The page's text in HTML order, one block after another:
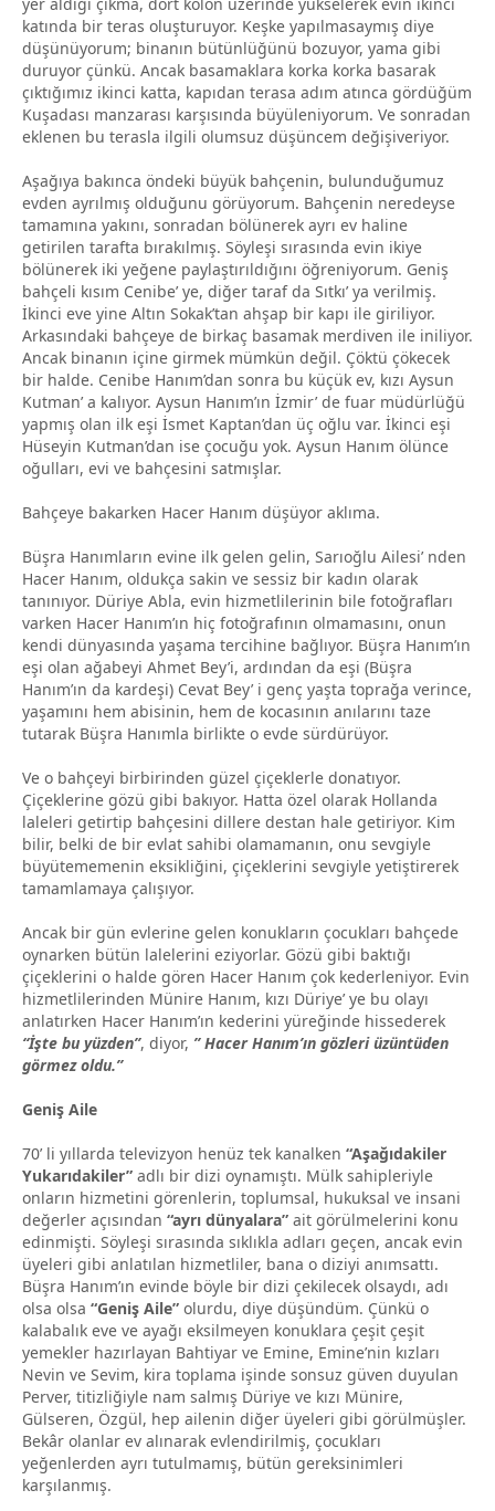
katında bir teras oluşturuyor. Keşke yapılmasaymış diye
düşünüyorum; binanın bütünlüğünü bozuyor, yama gibi
duruyor çünkü. Ancak basamaklara korka korka basarak
çıktığımız ikinci katta, kapıdan terasa adım atınca gördüğüm
Kuşadası manzarası karşısında büyüleniyorum. Ve sonradan
eklenen bu terasla ilgili olumsuz düşüncem değişiveriyor.
Aşağıya bakınca öndeki büyük bahçenin, bulunduğumuz
evden ayrılmış olduğunu görüyorum. Bahçenin neredeyse
tamamına yakını, sonradan bölünerek ayrı ev haline
getirilen tarafta bırakılmış. Söyleşi sırasında evin ikiye
bölünerek iki yeğene paylaştırıldığını öğreniyorum. Geniş
bahçeli kısım Cenibe’ ye, diğer taraf da Sıtkı’ ya verilmiş.
İkinci eve yine Altın Sokak’tan ahşap bir kapı ile giriliyor.
Arkasındaki bahçeye de birkaç basamak merdiven ile iniliyor.
Ancak binanın içine girmek mümkün değil. Çöktü çökecek
bir halde. Cenibe Hanım’dan sonra bu küçük ev, kızı Aysun
Kutman’ a kalıyor. Aysun Hanım’ın İzmir’ de fuar müdürlüğü
yapmış olan ilk eşi İsmet Kaptan’dan üç oğlu var. İkinci eşi
Hüseyin Kutman’dan ise çocuğu yok. Aysun Hanım ölünce
oğulları, evi ve bahçesini satmışlar.
Bahçeye bakarken Hacer Hanım düşüyor aklıma.
Büşra Hanımların evine ilk gelen gelin, Sarıoğlu Ailesi’ nden
Hacer Hanım, oldukça sakin ve sessiz bir kadın olarak
tanınıyor. Düriye Abla, evin hizmetlilerinin bile fotoğrafları
varken Hacer Hanım’ın hiç fotoğrafının olmamasını, onun
kendi dünyasında yaşama tercihine bağlıyor. Büşra Hanım’ın
eşi olan ağabeyi Ahmet Bey’i, ardından da eşi (Büşra
Hanım’ın da kardeşi) Cevat Bey’ i genç yaşta toprağa verince,
yaşamını hem abisinin, hem de kocasının anılarını taze
tutarak Büşra Hanımla birlikte o evde sürdürüyor.
Ve o bahçeyi birbirinden güzel çiçeklerle donatıyor.
Çiçeklerine gözü gibi bakıyor. Hatta özel olarak Hollanda
laleleri getirtip bahçesini dillere destan hale getiriyor. Kim
bilir, belki de bir evlat sahibi olamamanın, onu sevgiyle
büyütememenin eksikliğini, çiçeklerini sevgiyle yetiştirerek
tamamlamaya çalışıyor.
Ancak bir gün evlerine gelen konukların çocukları bahçede
oynarken bütün lalelerini eziyorlar. Gözü gibi baktığı
çiçeklerini o halde gören Hacer Hanım çok kederleniyor. Evin
hizmetlilerinden Münire Hanım, kızı Düriye’ ye bu olayı
anlatırken Hacer Hanım’ın kederini yüreğinde hissederek
“İşte bu yüzden”, diyor, ” Hacer Hanım’ın gözleri üzüntüden
görmez oldu.”
Geniş Aile
70’ li yıllarda televizyon henüz tek kanalken “Aşağıdakiler
Yukarıdakiler” adlı bir dizi oynamıştı. Mülk sahipleriyle
onların hizmetini görenlerin, toplumsal, hukuksal ve insani
değerler açısından “ayrı dünyalara” ait görülmelerini konu
edinmişti. Söyleşi sırasında sıklıkla adları geçen, ancak evin
üyeleri gibi anlatılan hizmetliler, bana o diziyi anımsattı.
Büşra Hanım’ın evinde böyle bir dizi çekilecek olsaydı, adı
olsa olsa “Geniş Aile” olurdu, diye düşündüm. Çünkü o
kalabalık eve ve ayağı eksilmeyen konuklara çeşit çeşit
yemekler hazırlayan Bahtiyar ve Emine, Emine’nin kızları
Nevin ve Sevim, kira toplama işinde sonsuz güven duyulan
Perver, titizliğiyle nam salmış Düriye ve kızı Münire,
Gülseren, Özgül, hep ailenin diğer üyeleri gibi görülmüşler.
Bekâr olanlar ev alınarak evlendirilmiş, çocukları
yeğenlerden ayrı tutulmamış, bütün gereksinimleri
karşılanmış.